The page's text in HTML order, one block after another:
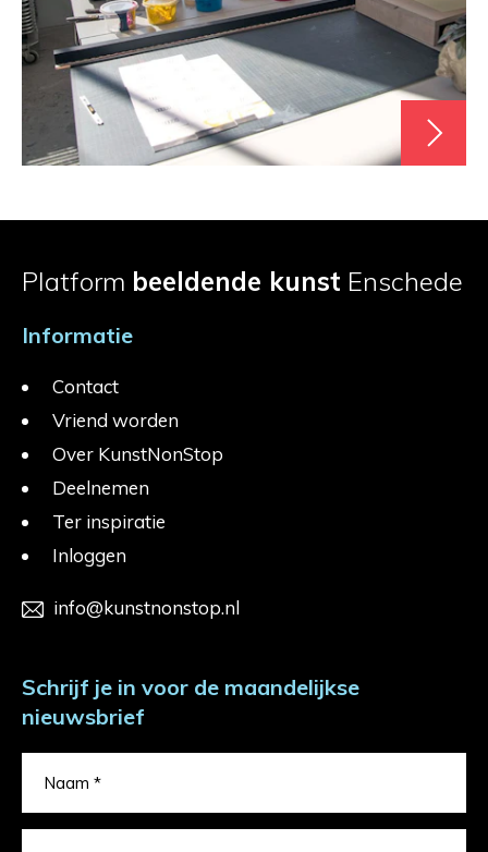
Platform beeldende kunst Enschede
Informatie
Contact
Vriend worden
Over KunstNonStop
Deelnemen
Ter inspiratie
Inloggen
info@kunstnonstop.nl
Schrijf je in voor de maandelijkse
nieuwsbrief